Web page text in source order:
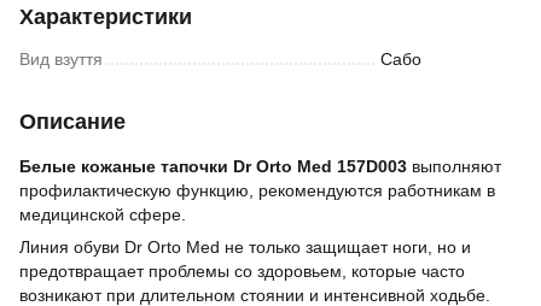
Характеристики
Вид взуття Сабо
Описание
Белые кожаные тапочки Dr Orto Med 157D003 выполняют
профилактическую функцию, рекомендуются работникам в
медицинской сфере.
Линия обуви Dr Orto Med не только защищает ноги, но и
предотвращает проблемы со здоровьем, которые часто
возникают при длительном стоянии и интенсивной ходьбе.